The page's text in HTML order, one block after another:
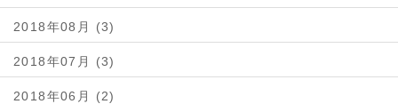
2018年08月 (3)
2018年07月 (3)
2018年06月 (2)